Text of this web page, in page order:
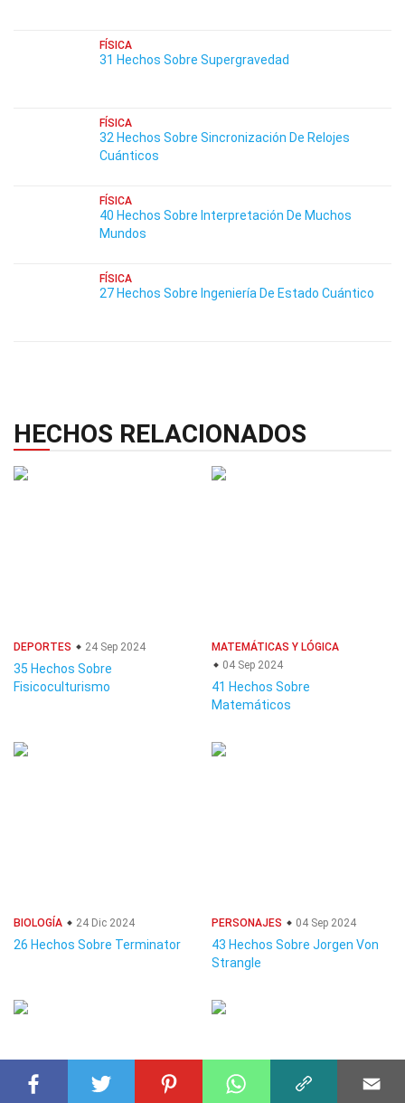
FÍSICA
31 Hechos Sobre Supergravedad
FÍSICA
32 Hechos Sobre Sincronización De Relojes
Cuánticos
FÍSICA
40 Hechos Sobre Interpretación De Muchos
Mundos
FÍSICA
27 Hechos Sobre Ingeniería De Estado Cuántico
HECHOS RELACIONADOS
DEPORTES 24 Sep 2024
35 Hechos Sobre
Fisicoculturismo
MATEMÁTICAS Y LÓGICA
04 Sep 2024
41 Hechos Sobre
Matemáticos
BIOLOGÍA 24 Dic 2024
26 Hechos Sobre Terminator
PERSONAJES 04 Sep 2024
43 Hechos Sobre Jorgen Von
Strangle